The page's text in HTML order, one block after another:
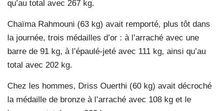
qu’au total avec 267 kg.
Chaïma Rahmouni (63 kg) avait remporté, plus tôt dans
la journée, trois médailles d’or : à l’arraché avec une
barre de 91 kg, à l’épaulé-jeté avec 111 kg, ainsi qu’au
total avec 202 kg.
Chez les hommes, Driss Ouerthi (60 kg) avait décroché
la médaille de bronze à l’arraché avec 108 kg et le